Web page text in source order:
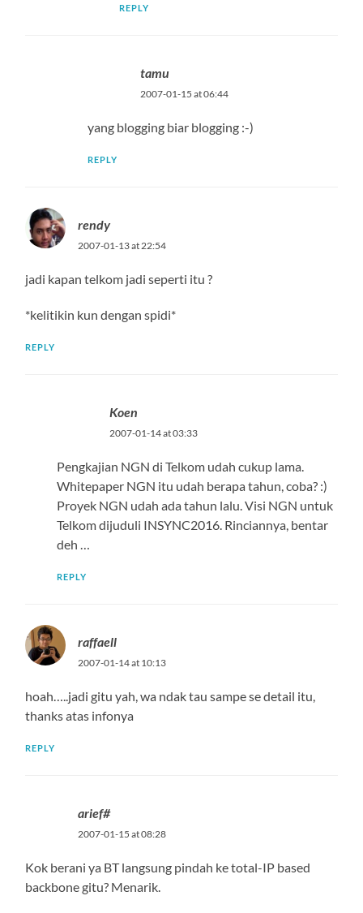
REPLY
tamu
2007-01-15 at 06:44
yang blogging biar blogging :-)
REPLY
rendy
2007-01-13 at 22:54
jadi kapan telkom jadi seperti itu ?
*kelitikin kun dengan spidi*
REPLY
Koen
2007-01-14 at 03:33
Pengkajian NGN di Telkom udah cukup lama.
Whitepaper NGN itu udah berapa tahun, coba? :)
Proyek NGN udah ada tahun lalu. Visi NGN untuk
Telkom dijuduli INSYNC2016. Rinciannya, bentar
deh …
REPLY
raffaell
2007-01-14 at 10:13
hoah…..jadi gitu yah, wa ndak tau sampe se detail itu,
thanks atas infonya
REPLY
arief#
2007-01-15 at 08:28
Kok berani ya BT langsung pindah ke total-IP based
backbone gitu? Menarik.